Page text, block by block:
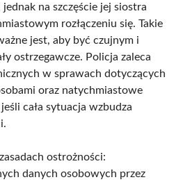
na szczęście jej siostra
rozłączeniu się. Takie
jest, aby być czujnym i
ostrzegawcze. Policja zaleca
w sprawach dotyczących
oraz natychmiastowe
cała sytuacja wzbudza
ostrożności:
danych osobowych przez